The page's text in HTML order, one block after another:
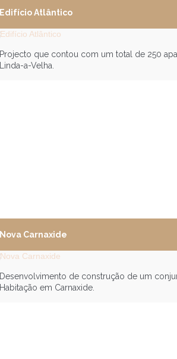
Edifício Atlântico
Projecto que contou com um total de 250
Linda-a-Velha.
Nova Carnaxide
Desenvolvimento de construção de um
Habitação em Carnaxide.